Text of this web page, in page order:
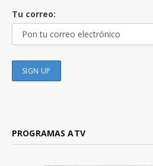
Tu correo:
PROGRAMAS ATV